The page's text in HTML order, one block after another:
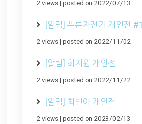
2 views| posted on 2022/07/13
[알림] 푸른자전거 개인전 #1
2 views| posted on 2022/11/02
[알림] 최지원 개인전
2 views| posted on 2022/11/22
[알림] 최빈아 개인전
2 views| posted on 2023/02/13